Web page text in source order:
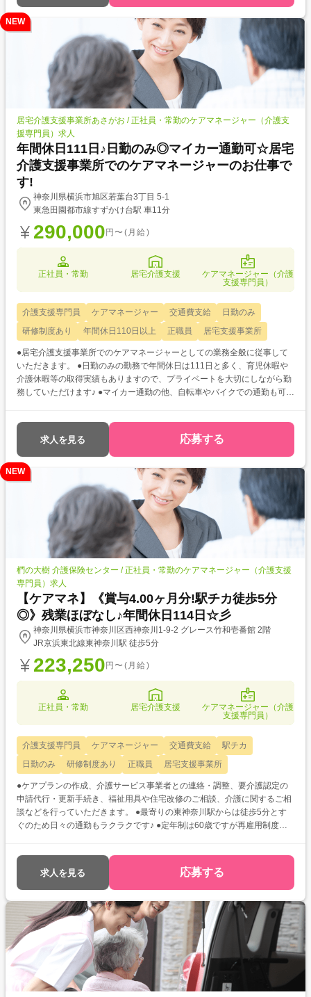
NEW
居宅介護支援事業所あさがお / 正社員・常勤のケアマネージャー（介護支
援専門員）求人
年間休日111日♪日勤のみ◎マイカー通勤可☆居宅
介護支援事業所でのケアマネージャーのお仕事で
す!
神奈川県横浜市旭区若葉台3丁目 5-1
東急田園都市線すずかけ台駅 車11分
290,000 円〜(月給)
正社員・常勤 居宅介護支援
ケアマネージャー（介護
支援専門員）
介護支援専門員 ケアマネージャー 交通費支給
日勤のみ
研修制度あり
年間休日110日以上 正職員 居宅支援事業所
●居宅介護支援事業所でのケアマネージャーとしての業務全般に従事して
いただきます。 ●日勤のみの勤務で年間休日は111日と多く、育児休暇や
介護休暇等の取得実績もありますので、プライベートを大切にしながら勤
務していただけます♪ ●マイカー通勤の他、自転車やバイクでの通勤も可能
求人を見る 応募する
NEW
椚の大樹 介護保険センター / 正社員・常勤のケアマネージャー（介護支援
専門員）求人
【ケアマネ】《賞与4.00ヶ月分!駅チカ徒歩5分
◎》残業ほぼなし♪年間休日114日☆彡
神奈川県横浜市神奈川区西神奈川1-9-2 グレース竹和壱番館 2階
JR京浜東北線東神奈川駅 徒歩5分
223,250 円〜(月給)
正社員・常勤 居宅介護支援
ケアマネージャー（介護
支援専門員）
介護支援専門員 ケアマネージャー 交通費支給
駅チカ
日勤のみ
研修制度あり 正職員 居宅支援事業所
●ケアプランの作成、介護サービス事業者との連絡・調整、要介護認定の
申請代行・更新手続き、福祉用具や住宅改修のご相談、介護に関するご相
談などを行っていただきます。 ●最寄りの東神奈川駅からは徒歩5分とす
ぐのため日々の通勤もラクラクです♪ ●定年制は60歳ですが再雇用制度に
求人を見る 応募する